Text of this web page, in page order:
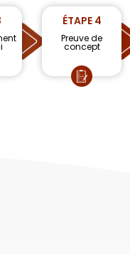
ÉTAPE 4
Preuve de
concept